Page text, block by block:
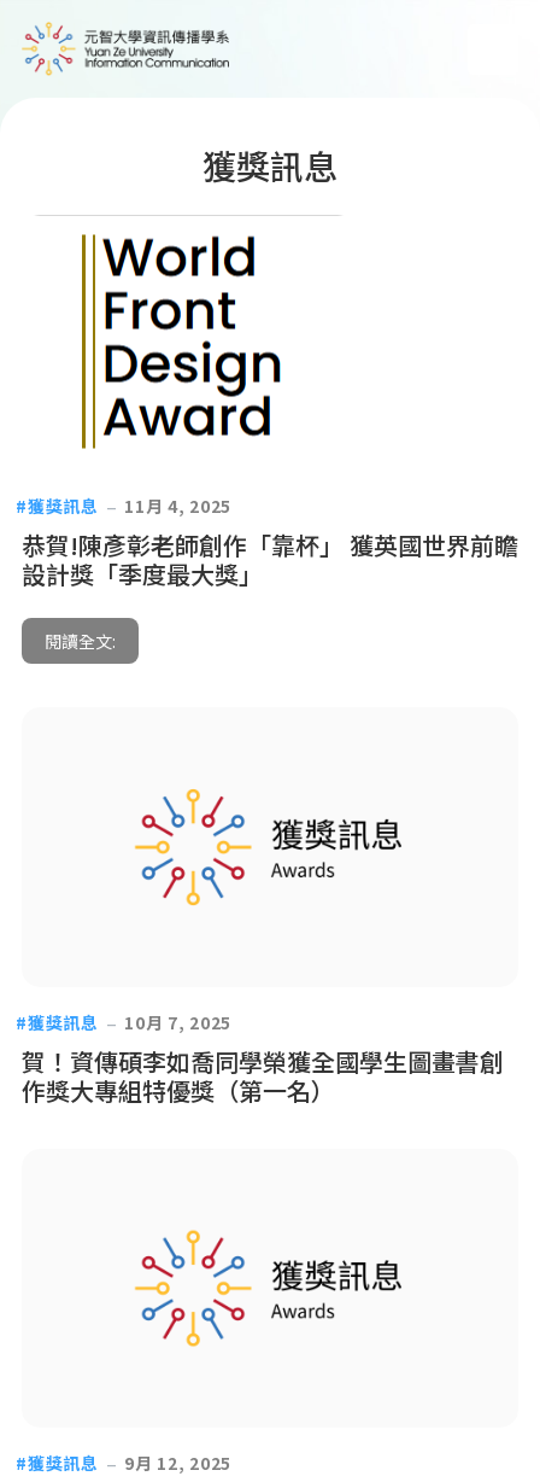
獲獎訊息
獲獎訊息 11月 4, 2025
恭賀!陳彥彰老師創作「靠杯」 獲英國世界前瞻
設計獎「季度最大獎」
閱讀全文:
獲獎訊息 10月 7, 2025
賀！資傳碩李如喬同學榮獲全國學生圖畫書創
作獎大專組特優獎（第一名）
獲獎訊息 9月 12, 2025